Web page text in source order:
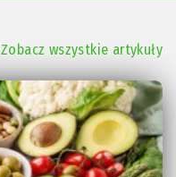
Zobacz wszystkie artykuły